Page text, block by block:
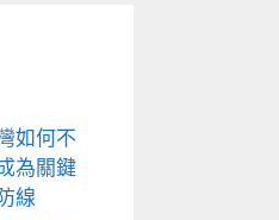
如何不
為關鍵
線